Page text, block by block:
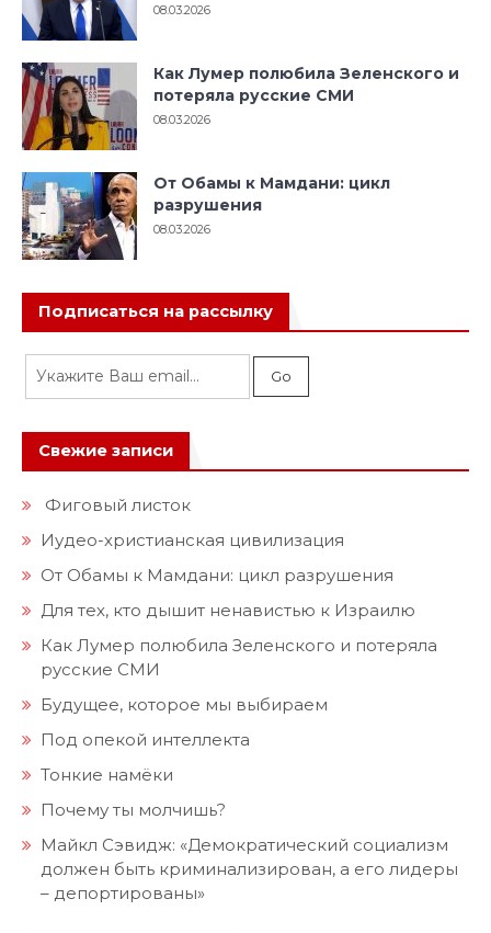
08.03.2026
Как Лумер полюбила Зеленского и
потеряла русские СМИ
08.03.2026
От Обамы к Мамдани: цикл
разрушения
08.03.2026
Подписаться на рассылку
Свежие записи
Фиговый листок
Иудео-христианская цивилизация
От Обамы к Мамдани: цикл разрушения
Для тех, кто дышит ненавистью к Израилю
Как Лумер полюбила Зеленского и потеряла
русские СМИ
Будущее, которое мы выбираем
Под опекой интеллекта
Тонкие намёки
Почему ты молчишь?
Майкл Сэвидж: «Демократический социализм
должен быть криминализирован, а его лидеры
– депортированы»